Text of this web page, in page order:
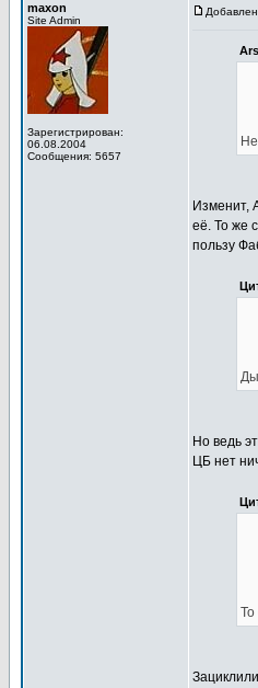
maxon
Site Admin
Зарегистрирован:
06.08.2004
Сообщения: 5657
Изменит,
её. То же
пользу
Но ведь
ЦБ нет
То